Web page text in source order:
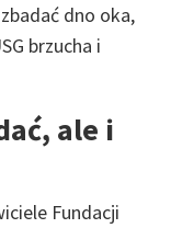
dno oka,
brzucha i
ale i
Fundacji